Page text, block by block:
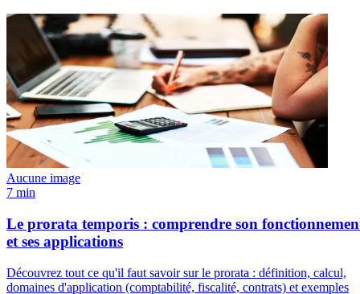
Aucune image
7 min
Le prorata temporis : comprendre son
et ses applications
Découvrez tout ce qu'il faut savoir sur le prorata : définition, calcul,
domaines d'application (comptabilité, fiscalité, contrats) et exemples